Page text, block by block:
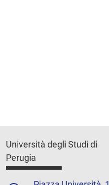
Università degli Studi di
Perugia